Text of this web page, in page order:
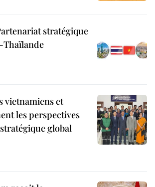
stratégique
Thaïlande
vietnamiens et
les perspectives
global